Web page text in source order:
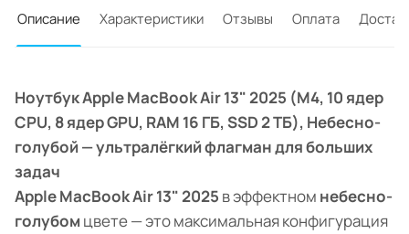
Описание Характеристики Отзывы Оплата
Ноутбук Apple MacBook Air 13" 2025 (M4, 10 ядер
CPU, 8 ядер GPU, RAM 16 ГБ, SSD 2 ТБ), Небесно-
голубой — ультралёгкий флагман для больших
задач
Apple MacBook Air 13" 2025 в эффектном небесно-
голубом цвете — это максимальная конфигурация